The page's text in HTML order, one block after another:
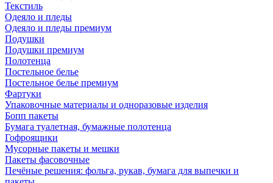
Текстиль
Одеяло и пледы
Одеяло и пледы премиум
Подушки
Подушки премиум
Полотенца
Постельное белье
Постельное белье премиум
Фартуки
Упаковочные материалы и одноразовые изделия
Бопп пакеты
Бумага туалетная, бумажные полотенца
Гофроящики
Мусорные пакеты и мешки
Пакеты фасовочные
Печёные решения: фольга, рукав, бумага для выпечки и